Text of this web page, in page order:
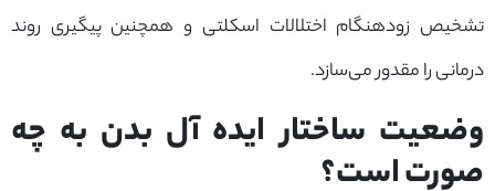
تشخیص زودهنگام اختلالات اسکلتی و همچنین پیگیری روند
درمانی را مقدور می‌سازد.
وضعیت ساختار ایده آل بدن به چه
صورت است؟